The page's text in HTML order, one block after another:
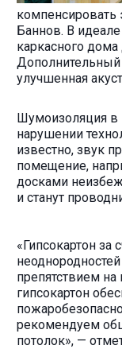
компенсировать
Баннов. В
каркасного дома
Дополнительный
улучшенная
Шумоизоляция в
нарушении
известно, звук
помещение,
досками
и станут
«Гипсокартон за
препятствием
гипсокартон
рекомендуем
потолок», —